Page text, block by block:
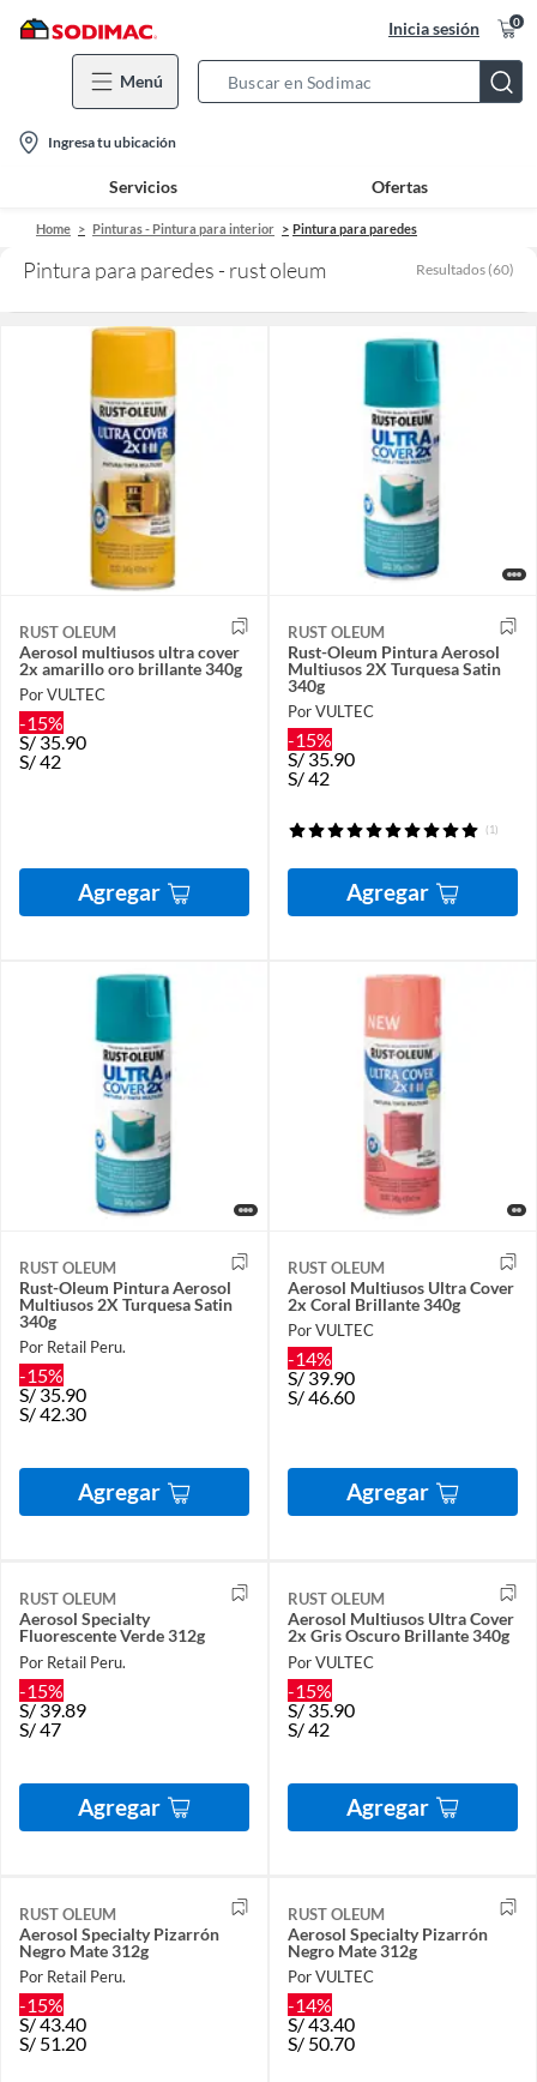
Inicia sesión 0
Menú
Bar
location-
icon
Ingresa tu ubicación
Servicios Ofertas
Home Pinturas - Pintura para interior Pintura para paredes
Pintura para paredes - rust oleum Resultados (60)
RUST OLEUM
Aerosol multiusos ultra cover
2x amarillo oro brillante 340g
Por VULTEC
-15%
S/ 35.90
S/42
Agregar
RUST OLEUM
Rust-Oleum Pintura Aerosol
Multiusos 2X Turquesa Satin
340g
Por VULTEC
-15%
S/ 35.90
S/42
(1)
Agregar
RUST OLEUM
Rust-Oleum Pintura Aerosol
Multiusos 2X Turquesa Satin
340g
Por Retail Peru.
-15%
S/ 35.90
S/42.30
Agregar
RUST OLEUM
Aerosol Multiusos Ultra Cover
2x Coral Brillante 340g
Por VULTEC
-14%
S/ 39.90
S/46.60
Agregar
RUST OLEUM
Aerosol Specialty
Fluorescente Verde 312g
Por Retail Peru.
-15%
S/39.89
S/47
Agregar
RUST OLEUM
Aerosol Multiusos Ultra Cover
2x Gris Oscuro Brillante 340g
Por VULTEC
-15%
S/35.90
S/42
Agregar
RUST OLEUM
Aerosol Specialty Pizarrón
Negro Mate 312g
Por Retail Peru.
-15%
S/43.40
S/ 51.20
RUST OLEUM
Aerosol Specialty Pizarrón
Negro Mate 312g
Por VULTEC
-14%
S/43.40
S/ 50.70